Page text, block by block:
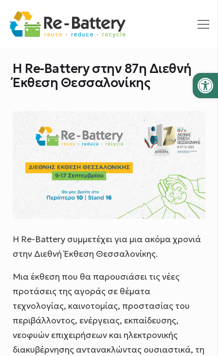
H Re-Battery στην 87η Διεθνή
Έκθεση Θεσσαλονίκης
Η Re-Battery συμμετέχει για μια ακόμα χρονιά
στην Διεθνή Έκθεση Θεσσαλονίκης.
Μια έκθεση που θα παρουσιάσει τις νέες
προτάσεις της αγοράς σε θέματα
τεχνολογίας, καινοτομίας, προστασίας του
περιβάλλοντος, ενέργειας, εκπαίδευσης,
νεοφυών επιχειρήσεων και ηλεκτρονικής
διακυβέρνησης αντανακλώντας ουσιαστικά, τη